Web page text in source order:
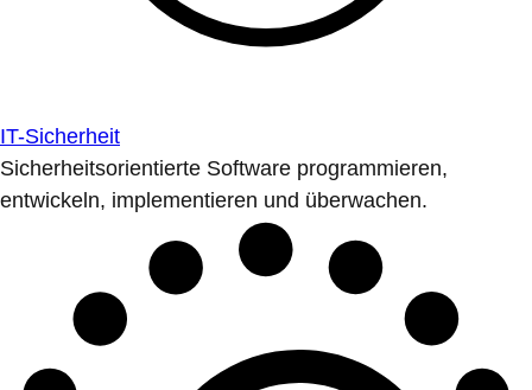
IT-Sicherheit
Sicherheitsorientierte Software programmieren,
entwickeln, implementieren und überwachen.